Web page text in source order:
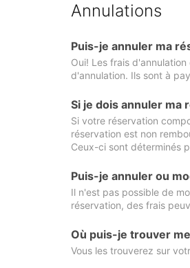
Annulations
Puis-je annuler ma
Oui! Les frais
d'annulation. Ils sont à
Si je dois annuler
Si votre réservation
réservation est non
Ceux-ci sont déterminés
Puis-je annuler ou
Il n'est pas possible de
réservation, des frais
Où puis-je trouver
Vous les trouverez sur